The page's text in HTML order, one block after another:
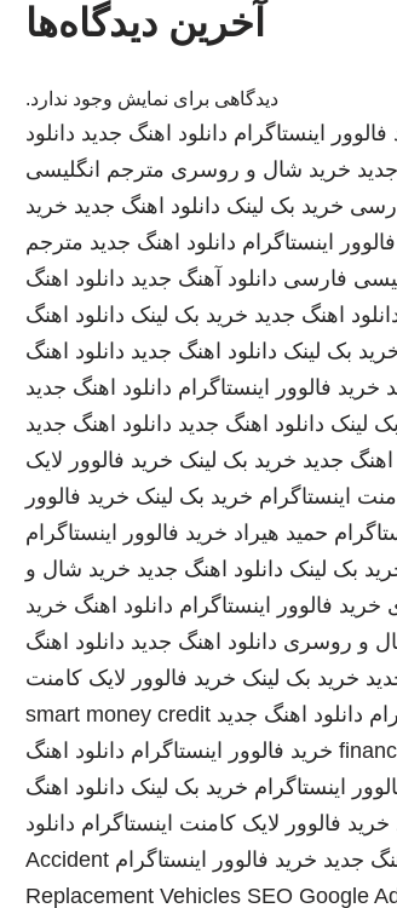
آخرین دیدگاه‌ها
دیدگاهی برای نمایش وجود ندارد.
فالوور اینستاگرام دانلود اهنگ جدید دانلود
خرید شال و روسری مترجم انگلیسی
خرید بک لینک دانلود اهنگ جدید خرید
فالوور اینستاگرام دانلود اهنگ جدید مترجم
فارسی دانلود آهنگ جدید دانلود اهنگ
اهنگ جدید خرید بک لینک دانلود اهنگ
بک لینک دانلود اهنگ جدید دانلود اهنگ
خرید فالوور اینستاگرام دانلود اهنگ جدید
لینک دانلود اهنگ جدید دانلود اهنگ جدید
اهنگ جدید خرید بک لینک خرید فالوور لایک
اینستاگرام خرید بک لینک خرید فالوور
حمید هیراد خرید فالوور اینستاگرام
بک لینک دانلود اهنگ جدید خرید شال و
خرید فالوور اینستاگرام دانلود اهنگ خرید
و روسری دانلود اهنگ جدید دانلود اهنگ
خرید بک لینک خرید فالوور لایک کامنت
دانلود اهنگ جدید smart money credit
خرید فالوور اینستاگرام دانلود اهنگ
اینستاگرام خرید بک لینک دانلود اهنگ
خرید فالوور لایک کامنت اینستاگرام دانلود
جدید خرید فالوور اینستاگرام Accident
Replacement Vehicles SEO Google